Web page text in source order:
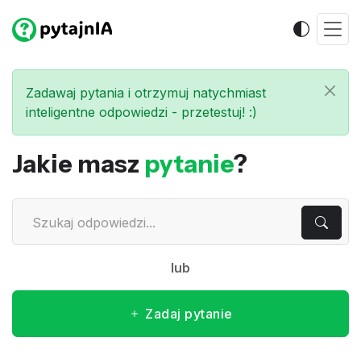
Zadawaj pytania i otrzymuj natychmiast
inteligentne odpowiedzi - przetestuj! :)
Jakie masz pytanie?
lub
Zadaj pytanie